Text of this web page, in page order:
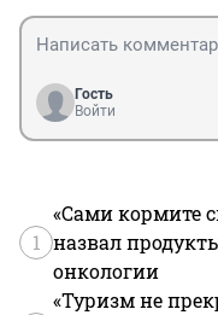
Гость
Войти
1
«Сами кормите
назвал
онкологии
«Туризм не